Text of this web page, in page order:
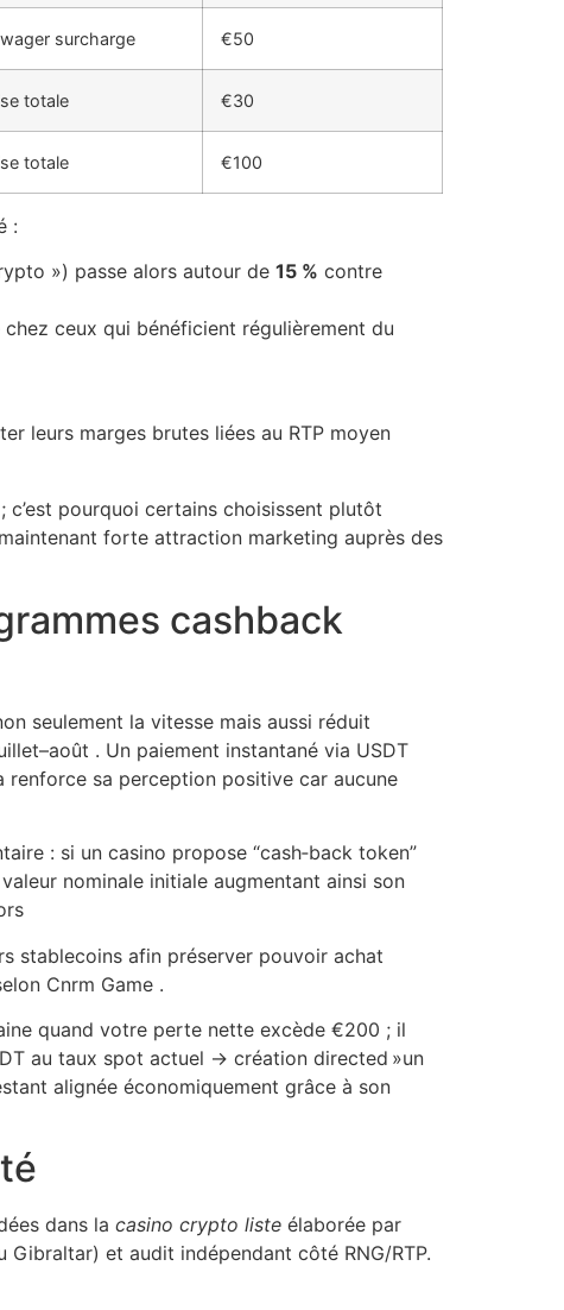
surcharge €50
totale €30
totale €100
:
») passe alors autour de 15 % contre
ceux qui bénéficient régulièrement du
leurs marges brutes liées au RTP moyen
pourquoi certains choisissent plutôt
forte attraction marketing auprès des
cashback
seulement la vitesse mais aussi réduit
. Un paiement instantané via USDT
sa perception positive car aucune
: si un casino propose “cash‑back token”
nominale initiale augmentant ainsi son
stablecoins afin préserver pouvoir achat
Cnrm Game .
quand votre perte nette excède €200 ; il
au taux spot actuel → création directed »un
alignée économiquement grâce à son
dans la casino crypto liste élaborée par
et audit indépendant côté RNG/RTP.